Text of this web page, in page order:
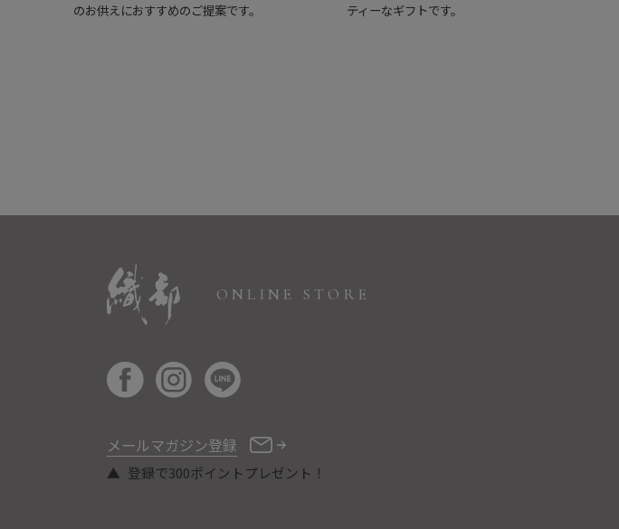
のお供えにおすすめのご提案です。
ティーなギフトです。
ONLINE STORE
メールマガジン登録
登録で300ポイントプレゼント！